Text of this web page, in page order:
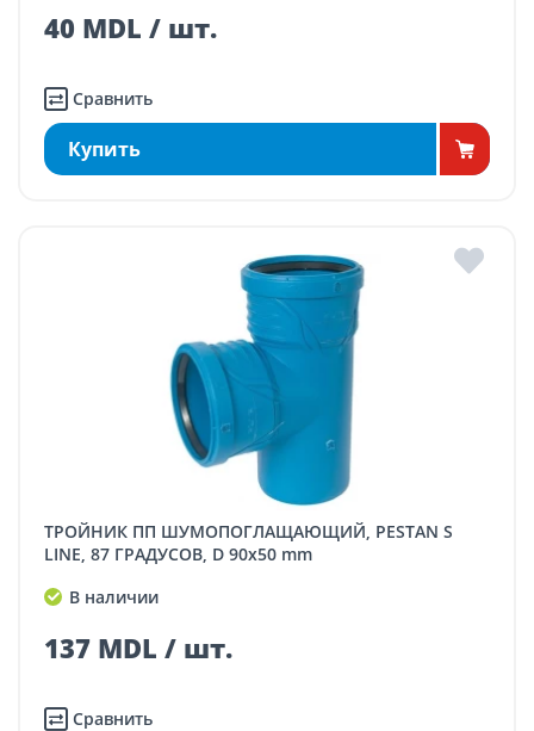
40 MDL / шт.
Сравнить
Купить
ТРОЙНИК ПП ШУМОПОГЛАЩАЮЩИЙ, PESTAN S
LINE, 87 ГРАДУСОВ, D 90x50 mm
В наличии
137 MDL / шт.
Сравнить